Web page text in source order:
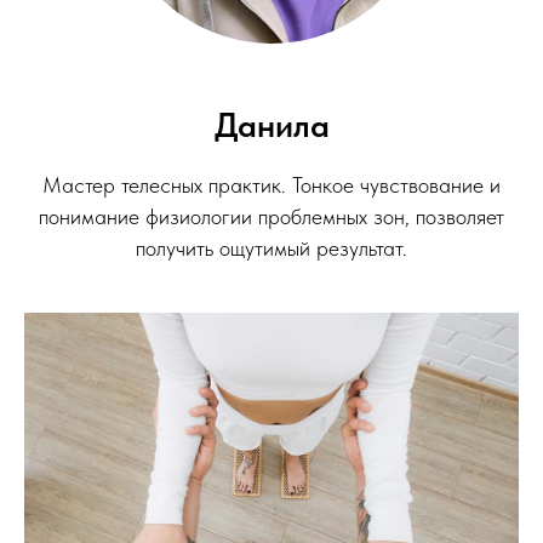
Данила
Мастер телесных практик. Тонкое чувствование и
понимание физиологии проблемных зон, позволяет
получить ощутимый результат.